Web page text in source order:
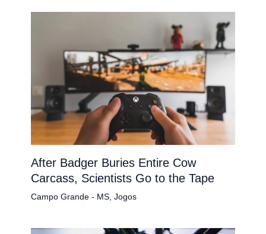
After Badger Buries Entire Cow
Carcass, Scientists Go to the Tape
Campo Grande - MS, Jogos